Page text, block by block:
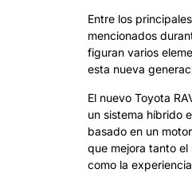
Entre los
mencionados
figuran varios
esta nueva
El nuevo Toyota
un sistema híbrido
basado en un
que mejora tanto el
como la